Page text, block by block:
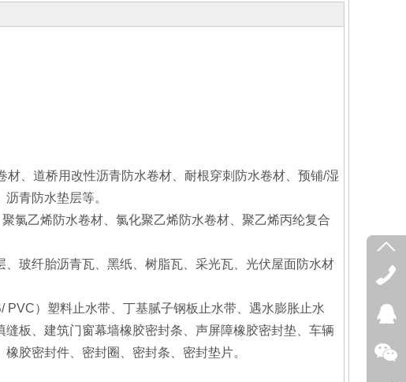
、道桥用改性沥青防水卷材、耐根穿刺防水卷材、预铺/湿
青防水垫层等。
氯乙烯防水卷材、氯化聚乙烯防水卷材、聚乙烯丙纶复合
玻纤胎沥青瓦、黑纸、树脂瓦、采光瓦、光伏屋面防水材
）塑料止水带、丁基腻子钢板止水带、遇水膨胀止水
板、建筑门窗幕墙橡胶密封条、声屏障橡胶密封垫、车辆
胶密封件、密封圈、密封条、密封垫片。